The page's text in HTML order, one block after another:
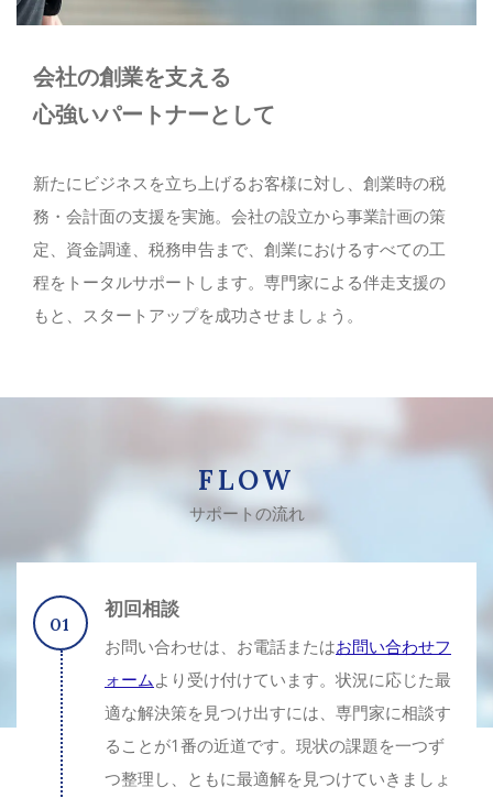
027-363-1234
メールでのお問い合わせ
会社の創業を支える
心強いパートナーとして
新たにビジネスを立ち上げるお客様に対し、創業時の税
務・会計面の支援を実施。会社の設立から事業計画の策
定、資金調達、税務申告まで、創業におけるすべての工
程をトータルサポートします。専門家による伴走支援の
もと、スタートアップを成功させましょう。
FLOW
サポートの流れ
初回相談
お問い合わせは、お電話またはお問い合わせフ
ォーム より受け付けています。状況に応じた最
適な解決策を見つけ出すには、専門家に相談す
ることが1番の近道です。現状の課題を一つず
つ整理し、ともに最適解を見つけていきましょ